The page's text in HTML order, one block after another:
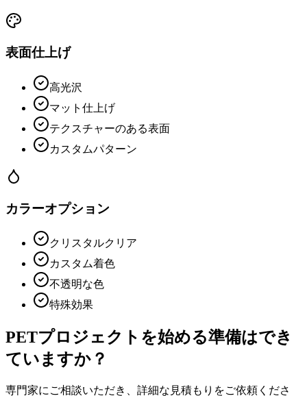
表面仕上げ
高光沢
マット仕上げ
テクスチャーのある表面
カスタムパターン
カラーオプション
クリスタルクリア
カスタム着色
不透明な色
特殊効果
PETプロジェクトを始める準備はでき
ていますか？
専門家にご相談いただき、詳細な見積もりをご依頼くださ